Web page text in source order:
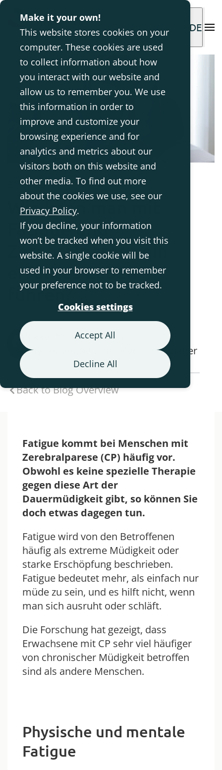
Make it your own!
This website stores cookies on your
computer. These cookies are used
to collect information about how
you interact with our website and
allow us to remember you. We use
this information in order to
improve and customize your
browsing experience and for
analytics and metrics about our
visitors both on this website and
other media. To find out more
about the cookies we use, see our
Privacy Policy.
If you decline, your information
won’t be tracked when you visit this
website. A single cookie will be
used in your browser to remember
your preference not to be tracked.
Cookies settings
Accept All
Decline All
DE
21.01.2019
Wie kann man mit
Fatigue und
Zerebralparese ein
erfülltes Leben
führen?
Rikke Damkjær Moen -
Physiotherapeutin – Medical Manager
Back to Blog Overview
Fatigue kommt bei Menschen mit
Zerebralparese (CP) häufig vor.
Obwohl es keine spezielle Therapie
gegen diese Art der
Dauermüdigkeit gibt, so können Sie
doch etwas dagegen tun.
Fatigue wird von den Betroffenen
häufig als extreme Müdigkeit oder
starke Erschöpfung beschrieben.
Fatigue bedeutet mehr, als einfach nur
müde zu sein, und es hilft nicht, wenn
man sich ausruht oder schläft.
Die Forschung hat gezeigt, dass
Erwachsene mit CP sehr viel häufiger
von chronischer Müdigkeit betroffen
sind als andere Menschen.
Physische und mentale
Fatigue